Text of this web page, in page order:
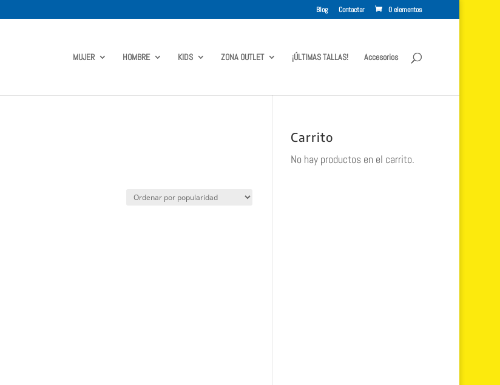
Blog Contactar 0 elementos
MUJER HOMBRE KIDS ZONA OUTLET ¡ÚLTIMAS TALLAS! Accesorios
Carrito
No hay productos en el carrito.